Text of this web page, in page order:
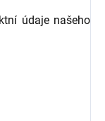
údaje našeho